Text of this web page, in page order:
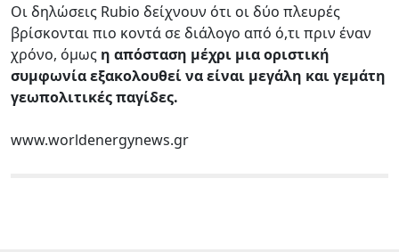
Οι δηλώσεις Rubio δείχνουν ότι οι δύο πλευρές
βρίσκονται πιο κοντά σε διάλογο από ό,τι πριν έναν
χρόνο, όμως η απόσταση μέχρι μια οριστική
συμφωνία εξακολουθεί να είναι μεγάλη και γεμάτη
γεωπολιτικές παγίδες.
www.worldenergynews.gr